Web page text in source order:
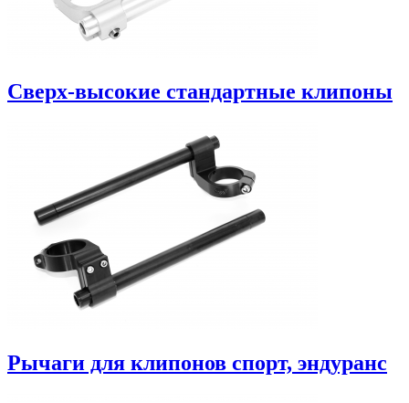
Сверх-высокие стандартные клипоны
Рычаги для клипонов спорт, эндуранс